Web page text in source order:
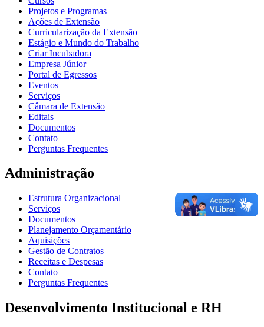
Projetos e Programas
Ações de Extensão
Curricularização da Extensão
Estágio e Mundo do Trabalho
Criar Incubadora
Empresa Júnior
Portal de Egressos
Eventos
Serviços
Câmara de Extensão
Editais
Documentos
Contato
Perguntas Frequentes
Administração
Estrutura Organizacional
Serviços
Documentos
Planejamento Orçamentário
Aquisições
Gestão de Contratos
Receitas e Despesas
Contato
Perguntas Frequentes
Desenvolvimento Institucional e RH